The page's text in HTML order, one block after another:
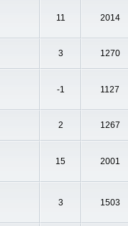
11 2014
3 1270
-1 1127
2 1267
15 2001
3 1503